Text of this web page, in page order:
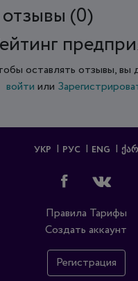
(0)
оставлять отзывы, вы
войти или
УКР РУС ENG ᲥᲐᲠ
Правила Тарифы
Создать аккаунт
Регистрация